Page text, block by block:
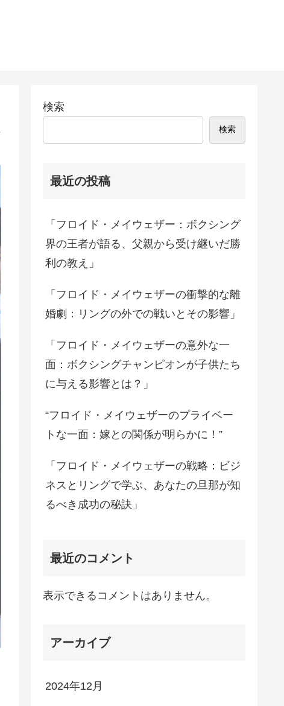
検索
検索
最近の投稿
「フロイド・メイウェザー：ボクシング
界の王者が語る、父親から受け継いだ勝
利の教え」
「フロイド・メイウェザーの衝撃的な離
婚劇：リングの外での戦いとその影響」
「フロイド・メイウェザーの意外な一
面：ボクシングチャンピオンが子供たち
に与える影響とは？」
“フロイド・メイウェザーのプライベー
トな一面：嫁との関係が明らかに！”
「フロイド・メイウェザーの戦略：ビジ
ネスとリングで学ぶ、あなたの旦那が知
るべき成功の秘訣」
最近のコメント
表示できるコメントはありません。
アーカイブ
2024年12月